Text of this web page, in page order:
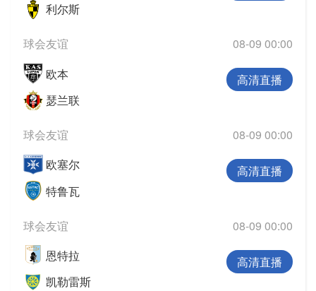
利尔斯
球会友谊
08-09 00:00
欧本
瑟兰联
高清直播
球会友谊
08-09 00:00
欧塞尔
特鲁瓦
高清直播
球会友谊
08-09 00:00
恩特拉
凯勒雷斯
高清直播